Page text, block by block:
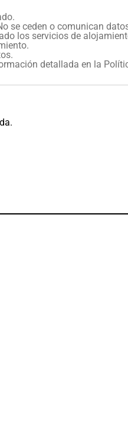
se ceden o comunican
los servicios de
detallada en la